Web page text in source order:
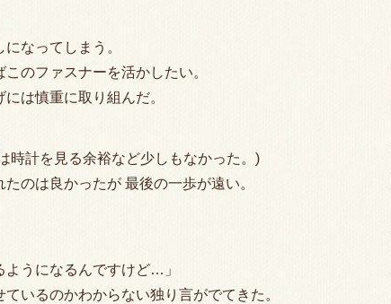
なってしまう。
のファスナーを活かしたい。
は慎重に取り組んだ。
時計を見る余裕など少しもなかった。)
のは良かったが 最後の一歩が遠い。
ようになるんですけど…」
いるのかわからない独り言がでてきた。